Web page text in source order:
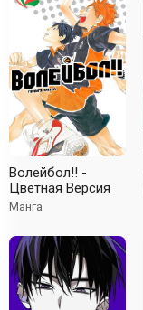
Волейбол!! -
Цветная Версия
Манга